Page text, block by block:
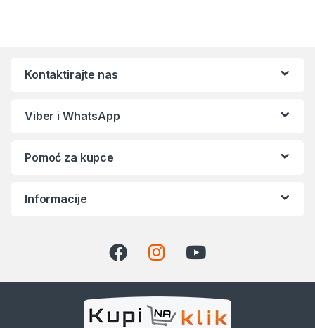
Kontaktirajte nas
Viber i WhatsApp
Pomoć za kupce
Informacije